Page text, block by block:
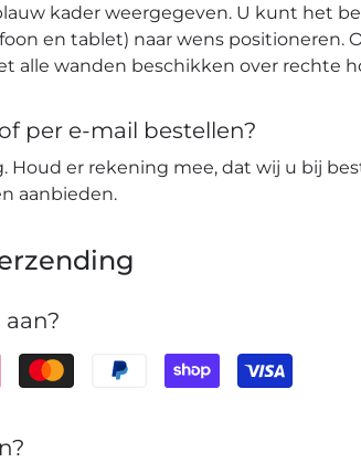
kader weergegeven. U kunt het
en tablet) naar wens positioneren.
alle wanden beschikken over rechte
per e-mail bestellen?
er rekening mee, dat wij u bij
aanbieden.